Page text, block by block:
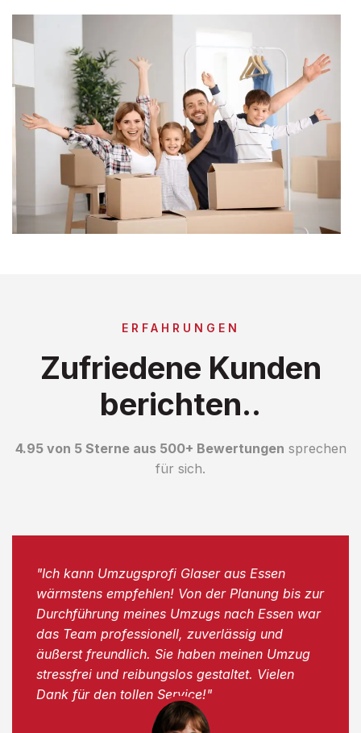
ERFAHRUNGEN
Zufriedene Kunden
berichten..
4.95 von 5 Sterne aus 500+ Bewertungen sprechen
für sich.
"Ich kann Umzugsprofi Glaser aus Essen
wärmstens empfehlen! Von der Planung bis zur
Durchführung meines Umzugs nach Essen war
das Team professionell, zuverlässig und
äußerst freundlich. Sie haben meinen Umzug
stressfrei und reibungslos gestaltet. Vielen
Dank für den tollen Service!"